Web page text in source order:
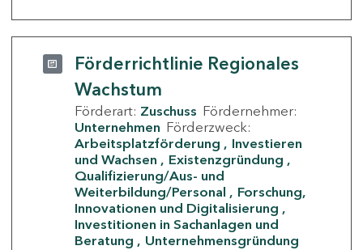
Förderrichtlinie Regionales
Wachstum
Förderart: Zuschuss Fördernehmer:
Unternehmen Förderzweck:
Arbeitsplatzförderung
Investieren
und Wachsen
Existenzgründung
Qualifizierung/Aus- und
Weiterbildung/Personal
Forschung,
Innovationen und Digitalisierung
Investitionen in Sachanlagen und
Beratung
Unternehmensgründung